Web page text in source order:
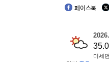
페이스북